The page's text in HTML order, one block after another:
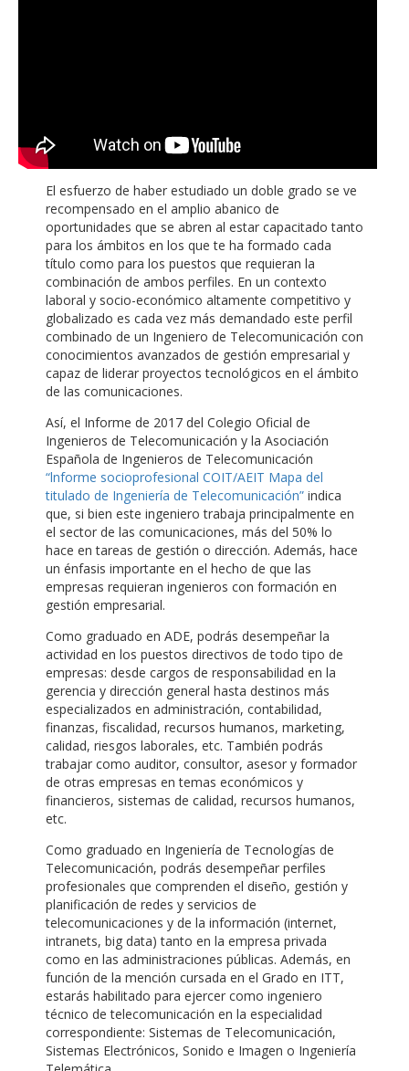
El esfuerzo de haber estudiado un doble grado se ve
recompensado en el amplio abanico de
oportunidades que se abren al estar capacitado tanto
para los ámbitos en los que te ha formado cada
título como para los puestos que requieran la
combinación de ambos perfiles. En un contexto
laboral y socio-económico altamente competitivo y
globalizado es cada vez más demandado este perfil
combinado de un Ingeniero de Telecomunicación con
conocimientos avanzados de gestión empresarial y
capaz de liderar proyectos tecnológicos en el ámbito
de las comunicaciones.
Así, el Informe de 2017 del Colegio Oficial de
Ingenieros de Telecomunicación y la Asociación
Española de Ingenieros de Telecomunicación
“lnforme socioprofesional COIT/AEIT Mapa del
titulado de Ingeniería de Telecomunicación” indica
que, si bien este ingeniero trabaja principalmente en
el sector de las comunicaciones, más del 50% lo
hace en tareas de gestión o dirección. Además, hace
un énfasis importante en el hecho de que las
empresas requieran ingenieros con formación en
gestión empresarial.
Como graduado en ADE, podrás desempeñar la
actividad en los puestos directivos de todo tipo de
empresas: desde cargos de responsabilidad en la
gerencia y dirección general hasta destinos más
especializados en administración, contabilidad,
finanzas, fiscalidad, recursos humanos, marketing,
calidad, riesgos laborales, etc. También podrás
trabajar como auditor, consultor, asesor y formador
de otras empresas en temas económicos y
financieros, sistemas de calidad, recursos humanos,
etc.
Como graduado en Ingeniería de Tecnologías de
Telecomunicación, podrás desempeñar perfiles
profesionales que comprenden el diseño, gestión y
planificación de redes y servicios de
telecomunicaciones y de la información (internet,
intranets, big data) tanto en la empresa privada
como en las administraciones públicas. Además, en
función de la mención cursada en el Grado en ITT,
estarás habilitado para ejercer como ingeniero
técnico de telecomunicación en la especialidad
correspondiente: Sistemas de Telecomunicación,
Sistemas Electrónicos, Sonido e Imagen o Ingeniería